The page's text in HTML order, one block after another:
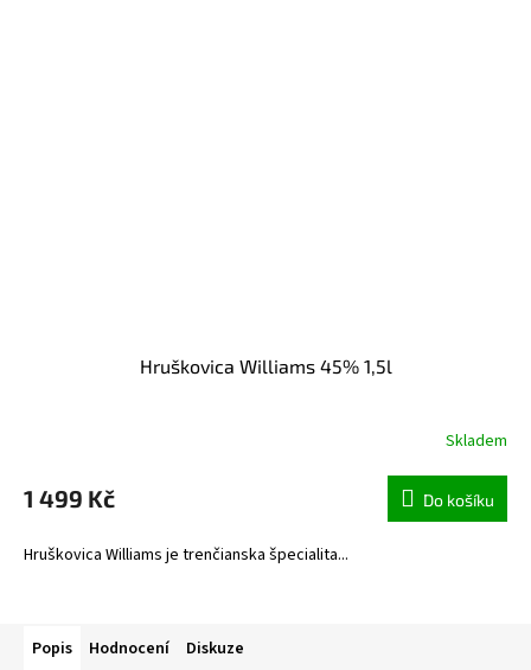
Hruškovica Williams 45% 1,5l
Skladem
1 499 Kč Do košíku
Hruškovica Williams je trenčianska špecialita...
Popis Hodnocení Diskuze